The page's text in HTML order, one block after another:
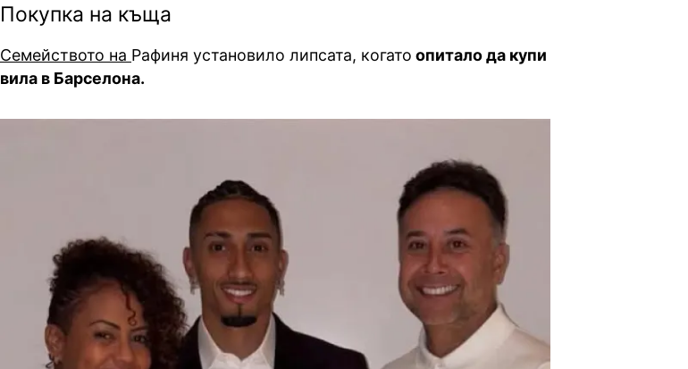
Покупка на къща
Семейството на Рафиня установило липсата, когато опитало да купи
вила в Барселона.